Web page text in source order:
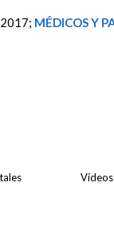
MÉDICOS Y